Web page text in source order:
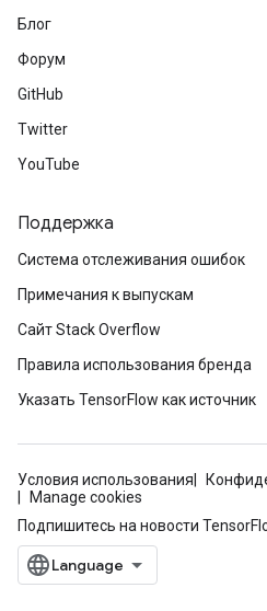
Блог
Форум
GitHub
Twitter
YouTube
Поддержка
Система отслеживания ошибок
Примечания к выпускам
Сайт Stack Overflow
Правила использования бренда
Указать TensorFlow как источник
Условия использования
Manage cookies
Подпишитесь на новости